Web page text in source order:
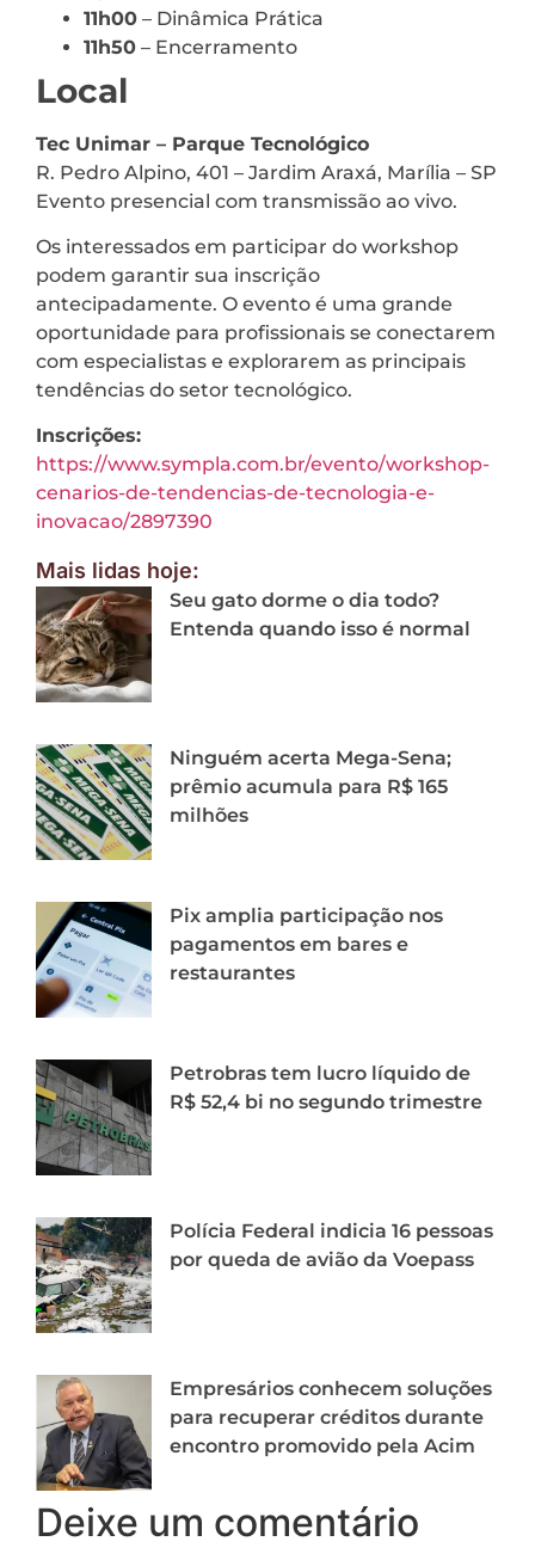
11h00 – Dinâmica Prática
11h50 – Encerramento
Local
Tec Unimar – Parque Tecnológico
R. Pedro Alpino, 401 – Jardim Araxá, Marília – SP
Evento presencial com transmissão ao vivo.
Os interessados em participar do workshop
podem garantir sua inscrição
antecipadamente. O evento é uma grande
oportunidade para profissionais se conectarem
com especialistas e explorarem as principais
tendências do setor tecnológico.
Inscrições:
https://www.sympla.com.br/evento/workshop-
cenarios-de-tendencias-de-tecnologia-e-
inovacao/2897390
Mais lidas hoje:
Seu gato dorme o dia todo?
Entenda quando isso é normal
Ninguém acerta Mega-Sena;
prêmio acumula para R$ 165
milhões
Pix amplia participação nos
pagamentos em bares e
restaurantes
Petrobras tem lucro líquido de
R$ 52,4 bi no segundo trimestre
Polícia Federal indicia 16 pessoas
por queda de avião da Voepass
Empresários conhecem soluções
para recuperar créditos durante
encontro promovido pela Acim
Deixe um comentário